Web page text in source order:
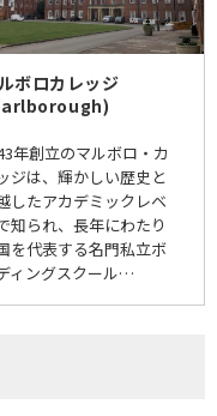
ボロカレッジ
年創立のマルボロ・カ
ジは、輝かしい歴史と
したアカデミックレベ
知られ、長年にわたり
を代表する名門私立ボ
ィングスクール…